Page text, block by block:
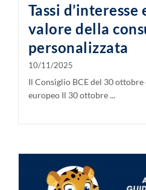
Tassi
valore della
personalizzata
10/11/2025
Il Consiglio BCE del 30
europeo Il 30 ottobre ...